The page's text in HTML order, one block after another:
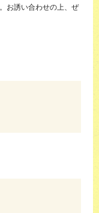
お誘い合わせの上、ぜ